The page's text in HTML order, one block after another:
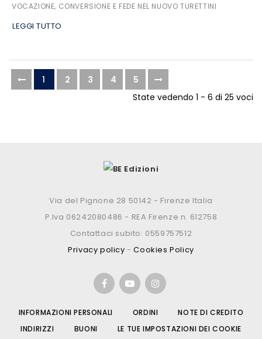
VOCAZIONE, CONVERSIONE E FEDE NEL NUOVO TURETTINI
LEGGI TUTTO
1 2 3 4
5
State vedendo 1 - 6 di 25 voci
Via del Pignone 28 50142 - Firenze Italia
P.Iva 06242080486 - REA Firenze n. 612758
Contattaci subito: 0559757512
Privacy policy -Cookies Policy
INFORMAZIONI PERSONALI ORDINI
NOTE DI CREDITO
INDIRIZZI
BUONI LE TUE IMPOSTAZIONI DEI COOKIE